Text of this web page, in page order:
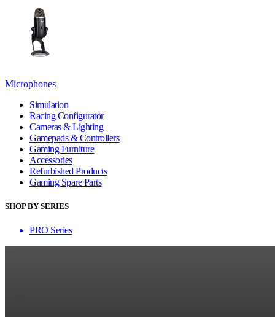
Microphones
Simulation
Racing Configurator
Cameras & Lighting
Gamepads & Controllers
Gaming Furniture
Accessories
Refurbished Products
Gaming Spare Parts
SHOP BY SERIES
PRO Series